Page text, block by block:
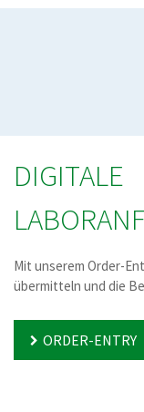
DIGITALE
Mit unserem Order-
übermitteln und die
ORDER-ENTRY